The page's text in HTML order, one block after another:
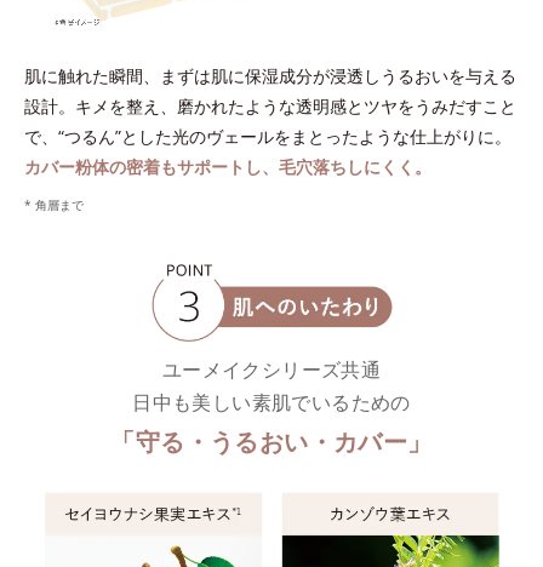
肌に触れた瞬間、まずは肌に保湿成分が浸透しうるおいを与える
設計。キメを整え、磨かれたような透明感とツヤをうみだすこと
で、“つるん”とした光のヴェールをまとったような仕上がりに。
カバー粉体の密着もサポートし、毛穴落ちしにくく。
* 角層まで
ユーメイクシリーズ共通
日中も美しい素肌でいるための
「守る・うるおい・カバー」